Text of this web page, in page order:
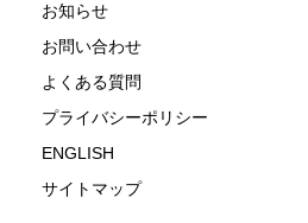
お知らせ
お問い合わせ
よくある質問
プライバシーポリシー
ENGLISH
サイトマップ